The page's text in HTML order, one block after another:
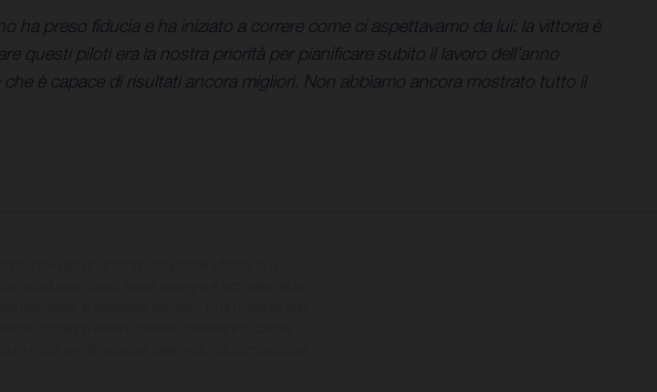
ha preso fiducia e ha iniziato a correre come ci aspettavamo da lui: la vittoria è
questi piloti era la nostra priorità per pianificare subito il lavoro dell’anno
è capace di risultati ancora migliori. Non abbiamo ancora mostrato tutto il